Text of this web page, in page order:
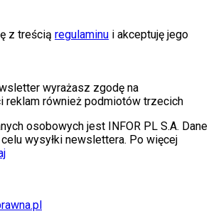
z treścią regulaminu i akceptuję jego
wyrażasz zgodę na
reklam również podmiotów trzecich
osobowych jest INFOR PL S.A. Dane
wysyłki newslettera. Po więcej